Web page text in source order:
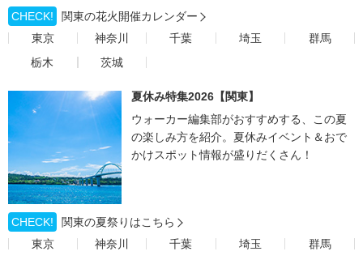
CHECK!
関東の花火開催カレンダー
東京
神奈川 千葉 埼玉
群馬
栃木
茨城
夏休み特集2026【関東】
ウォーカー編集部がおすすめする、この夏
の楽しみ方を紹介。夏休みイベント＆おで
かけスポット情報が盛りだくさん！
CHECK!
関東の夏祭りはこちら
東京
神奈川 千葉 埼玉
群馬